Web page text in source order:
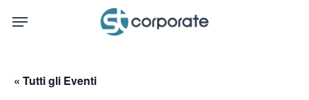
Menu
« Tutti gli Eventi